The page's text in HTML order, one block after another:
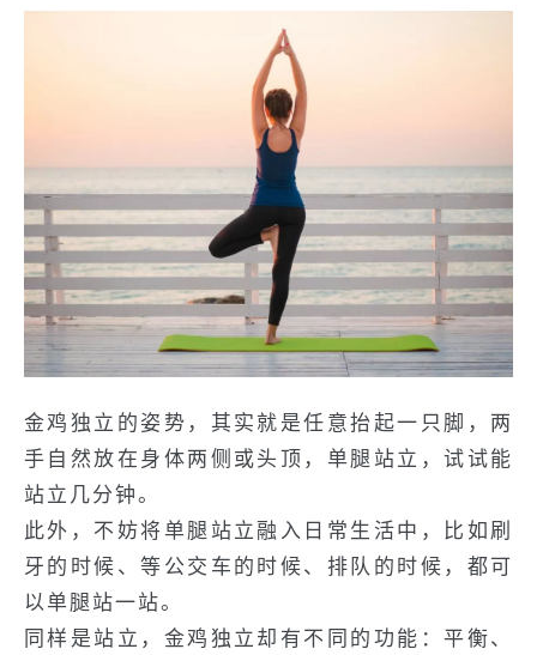
金鸡独立的姿势，其实就是任意抬起一只脚，两
手自然放在身体两侧或头顶，单腿站立，试试能
站立几分钟。
此外，不妨将单腿站立融入日常生活中，比如刷
牙的时候、等公交车的时候、排队的时候，都可
以单腿站一站。
同样是站立，金鸡独立却有不同的功能：平衡、